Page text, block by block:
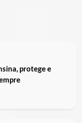
protege e